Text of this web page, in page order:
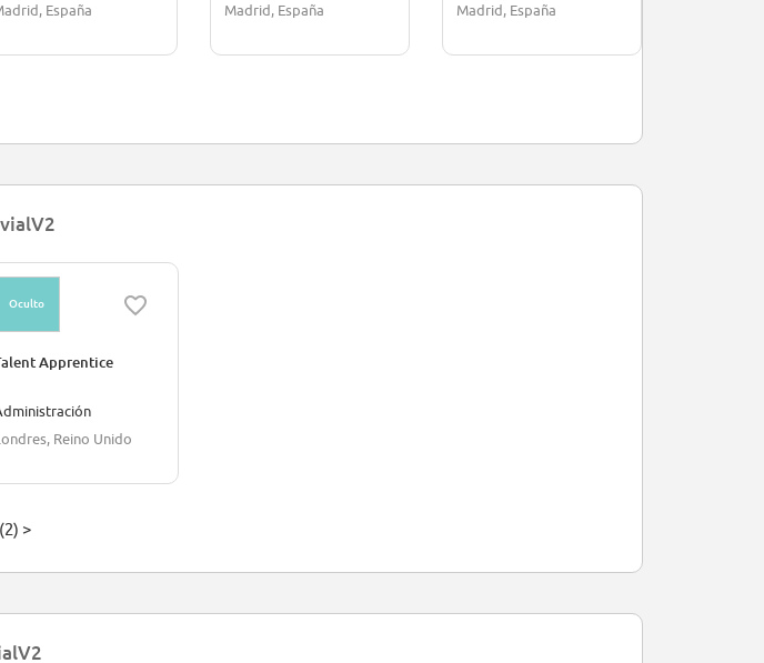
España
Madrid, España
Madrid, España
Oculto
Apprentice
Reino Unido
>